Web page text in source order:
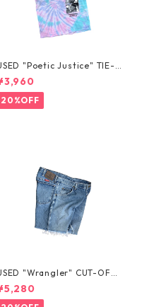
"Poetic Justice" TIE-D
TEE
20%OFF
"Wrangler" CUT-OFF
SHORTS